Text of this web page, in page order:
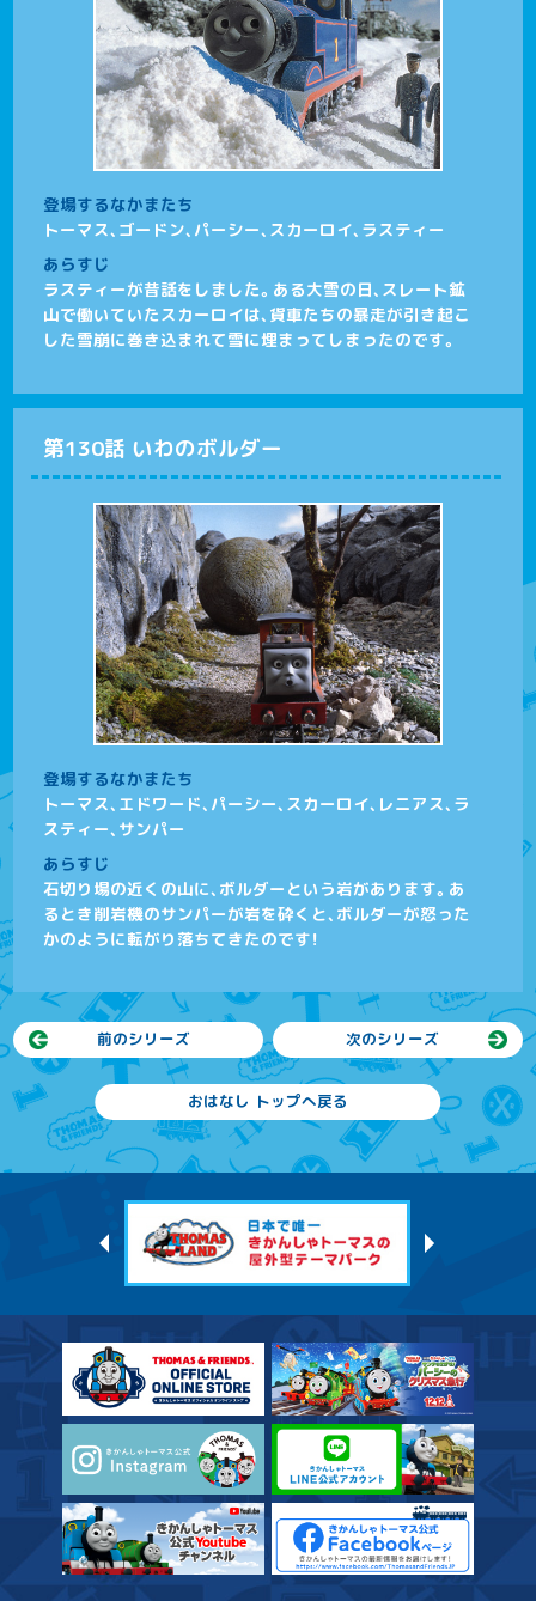
登場するなかまたち
トーマス、ゴードン、パーシー、スカーロイ、ラスティー
あらすじ
ラスティーが昔話をしました。ある大雪の日、スレート鉱
山で働いていたスカーロイは、貨車たちの暴走が引き起こ
した雪崩に巻き込まれて雪に埋まってしまったのです。
第130話 いわのボルダー
登場するなかまたち
トーマス、エドワード、パーシー、スカーロイ、レニアス、ラ
スティー、サンパー
あらすじ
石切り場の近くの山に、ボルダーという岩があります。あ
るとき削岩機のサンパーが岩を砕くと、ボルダーが怒った
かのように転がり落ちてきたのです！
前のシリーズ
おはなし トップへ戻る
次のシリーズ